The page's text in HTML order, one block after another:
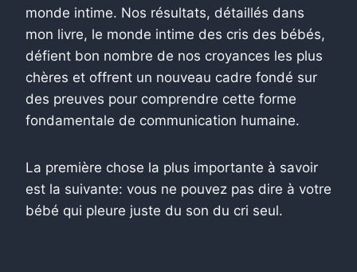
monde intime. Nos résultats, détaillés dans
mon livre, le monde intime des cris des bébés,
défient bon nombre de nos croyances les plus
chères et offrent un nouveau cadre fondé sur
des preuves pour comprendre cette forme
fondamentale de communication humaine.
La première chose la plus importante à savoir
est la suivante: vous ne pouvez pas dire à votre
bébé qui pleure juste du son du cri seul.